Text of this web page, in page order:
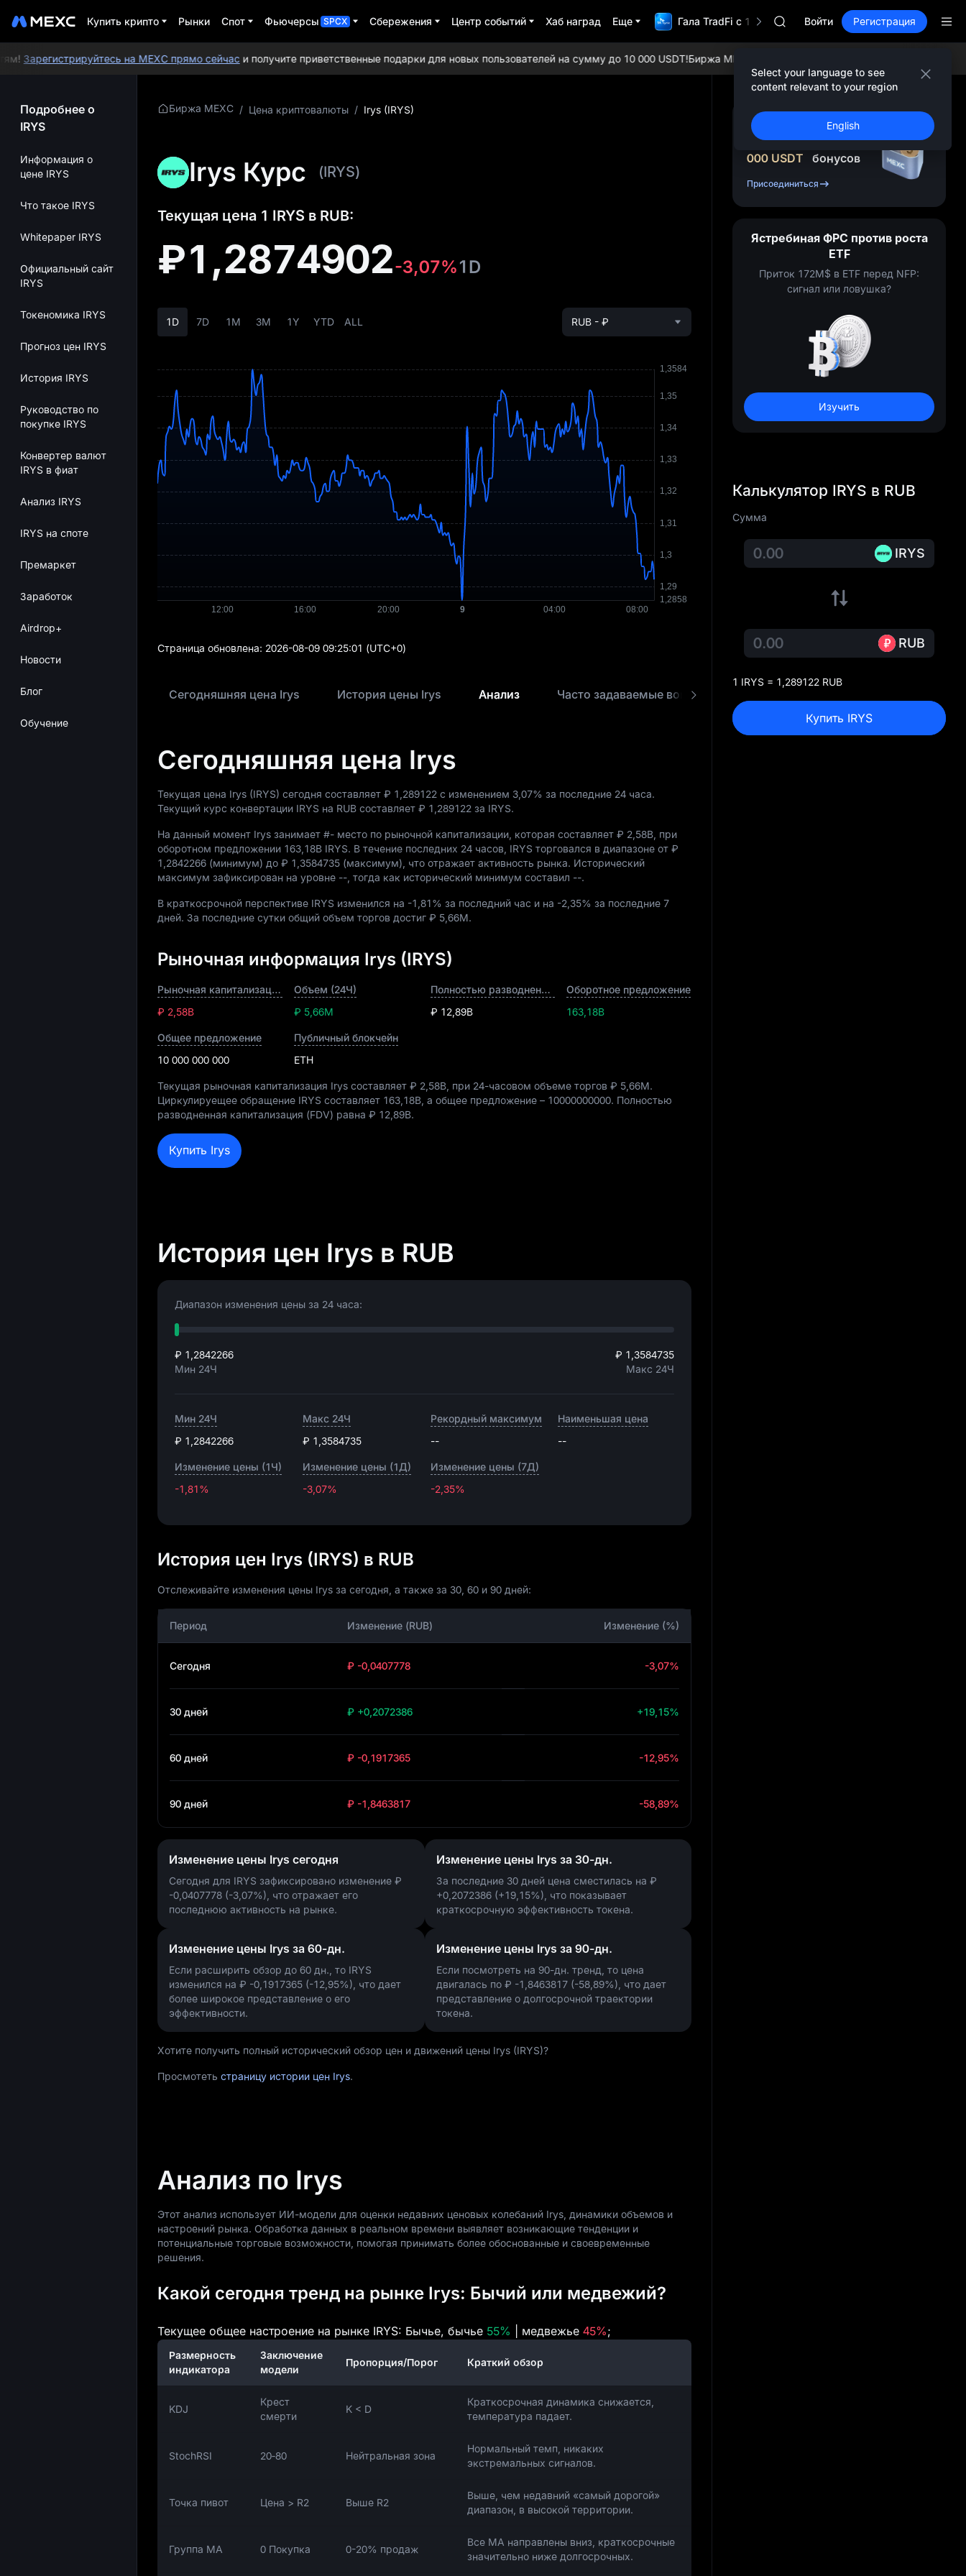
Купить крипто Рынки Спот Фьючерсы SPCX Сбережения Центр событий Хаб наград Еще Гала TradFi с 1 000 000$AAOI
SPCX растет после локапа
GOLD(XAU)
Подписка на рынок UNITREE STAR
SPCX растет после локапа
Войти Регистрация
Select your language to see
content relevant to your region
English
Зарегистрируйтесь на MEXC прямо сейчаси получите приветственные подарки для новых пользователей на сумму до 10 000 USDT!Биржа MEXC: Наслаждайтесь самыми популярными
Подробнее о
IRYS
Информация о
цене IRYS
Что такое IRYS
Whitepaper IRYS
Официальный сайт
IRYS
Токеномика IRYS
Прогноз цен IRYS
История IRYS
Руководство по
покупке IRYS
Конвертер валют
IRYS в фиат
Анализ IRYS
IRYS на споте
Премаркет
Заработок
Airdrop+
Новости
Блог
Обучение
Биржа MEXC / Цена криптовалюты / Irys (IRYS)
Irys Курс (IRYS)
Текущая цена 1 IRYS в RUB:
₽1,2874902-3,07%1D
1D 7D 1M 3M 1Y YTD ALL RUB - ₽
Страница обновлена: 2026-08-09 09:25:01 (UTC+0)
Сегодняшняя цена Irys История цены Irys Анализ
Сегодняшняя цена Irys
Текущая цена Irys (IRYS) сегодня составляет ₽ 1,289122 с изменением 3,07% за последние 24 часа.
Текущий курс конвертации IRYS на RUB составляет ₽ 1,289122 за IRYS.
На данный момент Irys занимает #- место по рыночной капитализации, которая составляет ₽ 2,58B , при
оборотном предложении 163,18B IRYS. В течение последних 24 часов, IRYS торговался в диапазоне от ₽
1,2842266 (минимум) до ₽ 1,3584735 (максимум), что отражает активность рынка. Исторический
максимум зафиксирован на уровне -- , тогда как исторический минимум составил --.
В краткосрочной перспективе IRYS изменился на -1,81% за последний час и на -2,35% за последние 7
дней. За последние сутки общий объем торгов достиг ₽ 5,66M.
Рыночная информация Irys (IRYS)
Рыночная капитализация
₽ 2,58B
Объем (24Ч)
₽ 5,66M
Полностью разводненная рыночная капитализация
₽ 12,89B
Оборотное предложение
163,18B
Общее предложение
10 000 000 000
Публичный блокчейн
ETH
Текущая рыночная капитализация Irys составляет ₽ 2,58B , при 24-часовом объеме торгов ₽ 5,66M.
Циркулируещее обращение IRYS составляет 163,18B , а общее предложение – 10000000000. Полностью
разводненная капитализация (FDV) равна ₽ 12,89B.
Купить Irys
История цен Irys в RUB
Диапазон изменения цены за 24 часа:
₽ 1,2842266
Мин 24Ч
₽ 1,3584735
Макс 24Ч
Мин 24Ч
₽ 1,2842266
Макс 24Ч
₽ 1,3584735
Рекордный максимум
--
Наименьшая цена
--
Изменение цены (1Ч)
-1,81%
Изменение цены (1Д)
-3,07%
Изменение цены (7Д)
-2,35%
История цен Irys (IRYS) в RUB
Отслеживайте изменения цены Irys за сегодня, а также за 30, 60 и 90 дней:
Период Изменение (RUB) Изменение (%)
Сегодня ₽ -0,0407778 -3,07%
30 дней ₽ +0,2072386 +19,15%
60 дней ₽ -0,1917365 -12,95%
90 дней ₽ -1,8463817 -58,89%
Изменение цены Irys сегодня
Сегодня для IRYS зафиксировано изменение ₽
-0,0407778 (-3,07%) , что отражает его
последнюю активность на рынке.
Изменение цены Irys за 30-дн.
За последние 30 дней цена сместилась на ₽
+0,2072386 (+19,15%) , что показывает
краткосрочную эффективность токена.
Изменение цены Irys за 60-дн.
Если расширить обзор до 60 дн., то IRYS
изменился на ₽ -0,1917365 (-12,95%) , что дает
более широкое представление о его
эффективности.
Изменение цены Irys за 90-дн.
Если посмотреть на 90-дн. тренд, то цена
двигалась по ₽ -1,8463817 (-58,89%) , что дает
представление о долгосрочной траектории
токена.
Хотите получить полный исторический обзор цен и движений цены Irys (IRYS)?
Просмотеть страницу истории цен Irys.
Анализ по Irys
Этот анализ использует ИИ-модели для оценки недавних ценовых колебаний Irys, динамики объемов и
настроений рынка. Обработка данных в реальном времени выявляет возникающие тенденции и
потенциальные торговые возможности, помогая принимать более обоснованные и своевременные
решения.
Какой сегодня тренд на рынке Irys: Бычий или медвежий?
Текущее общее настроение на рынке IRYS: Бычье, бычье 55% | медвежье 45%;
Размерность
индикатора
Заключение
модели
Пропорция/Порог Краткий обзор
KDJ
Крест
смерти
K < D
Краткосрочная динамика снижается,
температура падает.
StochRSI 20‑80 Нейтральная зона
Нормальный темп, никаких
экстремальных сигналов.
Точка пивот Цена > R2 Выше R2
Выше, чем недавний «самый дорогой»
диапазон, в высокой территории.
Группа МА 0 Покупка 0-20% продаж
Все МА направлены вниз, краткосрочные
значительно ниже долгосрочных.
Зарегистрируйтесь
и получите до 10
000 USDT бонусов
Присоединиться
Ястребиная ФРС против роста
ETF
Приток 172M$ в ETF перед NFP:
сигнал или ловушка?
Изучить
Калькулятор IRYS в RUB
Сумма
IRYS
RUB
1 IRYS = 1,289122 RUB
Купить IRYS